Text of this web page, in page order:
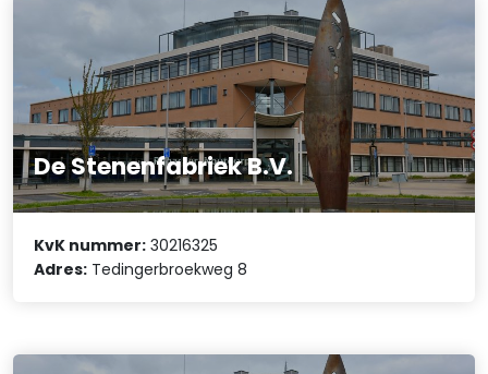
De Stenenfabriek B.V.
KvK nummer: 30216325
Adres: Tedingerbroekweg 8